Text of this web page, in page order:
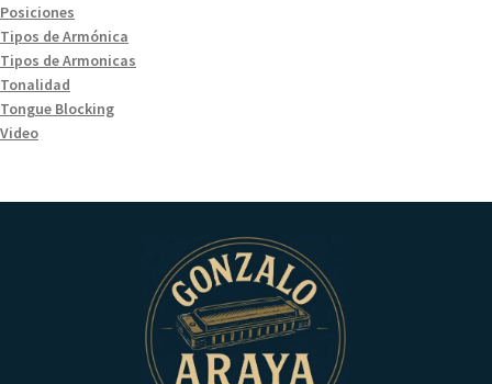
Posiciones
Tipos de Armónica
Tipos de Armonicas
Tonalidad
Tongue Blocking
Video